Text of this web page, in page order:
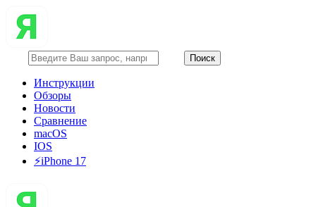
Инструкции
Обзоры
Новости
Сравнение
macOS
IOS
⚡️iPhone 17